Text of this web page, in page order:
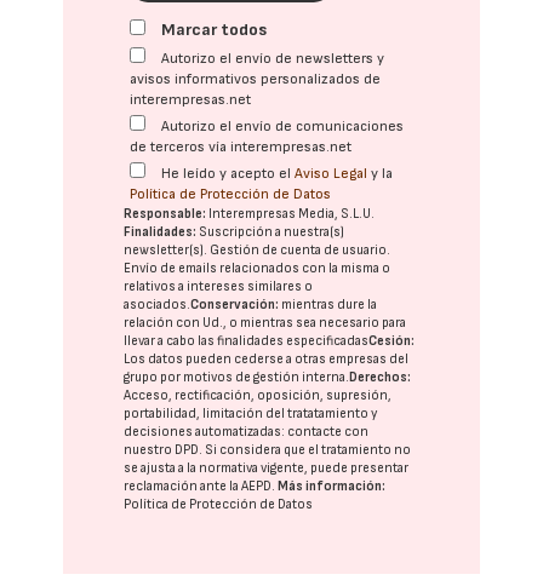
Marcar todos
Autorizo el envío de newsletters y
avisos informativos personalizados de
interempresas.net
Autorizo el envío de comunicaciones
de terceros vía interempresas.net
He leído y acepto elAviso Legal y la
Política de Protección de Datos
Responsable: Interempresas Media, S.L.U.
Finalidades: Suscripción a nuestra(s)
newsletter(s). Gestión de cuenta de usuario.
Envío de emails relacionados con la misma o
relativos a intereses similares o
asociados.Conservación: mientras dure la
relación con Ud., o mientras sea necesario para
llevar a cabo las finalidades especificadasCesión:
Los datos pueden cederse a otras empresas del
grupo por motivos de gestión interna. Derechos:
Acceso, rectificación, oposición, supresión,
portabilidad, limitación del tratatamiento y
decisiones automatizadas: contacte con
nuestro DPD. Si considera que el tratamiento no
se ajusta a la normativa vigente, puede presentar
reclamación ante laAEPD. Más información:
Política de Protección de Datos